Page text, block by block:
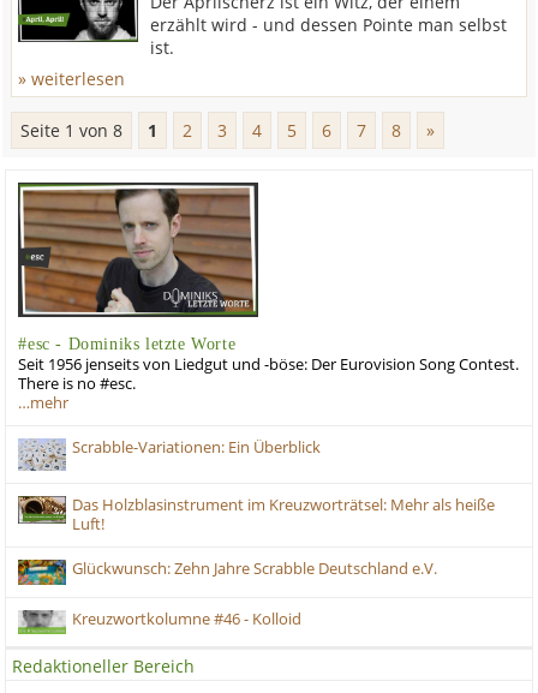
erzählt wird - und dessen Pointe man selbst
ist.
» weiterlesen
Seite 1 von 8 1 2 3 4 5 6 7 8 »
#esc - Dominiks letzte Worte
Seit 1956 jenseits von Liedgut und -böse: Der Eurovision Song Contest.
There is no #esc.
…mehr
Scrabble-Variationen: Ein Überblick
Das Holzblasinstrument im Kreuzworträtsel: Mehr als heiße
Luft!
Glückwunsch: Zehn Jahre Scrabble Deutschland e.V.
Kreuzwortkolumne #46 - Kolloid
Redaktioneller Bereich